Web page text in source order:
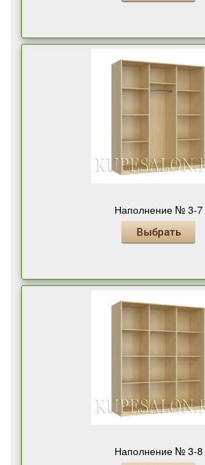
Наполнение № 3-7
Выбрать
Наполнение № 3-8